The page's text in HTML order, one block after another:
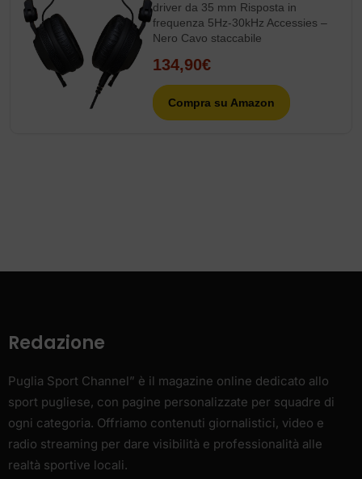
driver da 35 mm Risposta in
frequenza 5Hz-30kHz Accessies –
Nero Cavo staccabile
134,90€
Compra su Amazon
Redazione
Puglia Sport Channel” è il magazine online dedicato allo
sport pugliese, con pagine personalizzate per squadre di
ogni categoria. Offriamo contenuti giornalistici, video e
radio streaming per dare visibilità e professionalità alle
realtà sportive locali.